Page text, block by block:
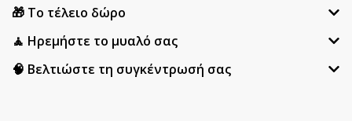
🎁 Το τέλειο δώρο
🧘 Ηρεμήστε το μυαλό σας
🧠 Βελτιώστε τη συγκέντρωσή σας